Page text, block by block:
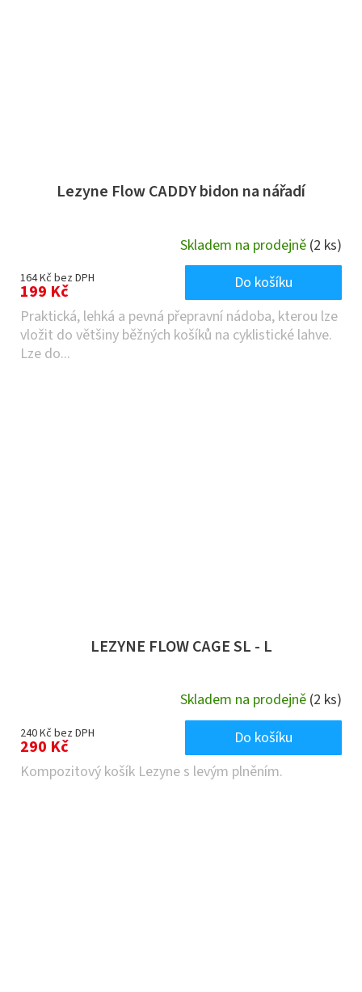
Lezyne Flow CADDY bidon na nářadí
Skladem na prodejně (2 ks)
164 Kč bez DPH
199 Kč
Do košíku
Praktická, lehká a pevná přepravní nádoba, kterou lze
vložit do většiny běžných košíků na cyklistické lahve.
Lze do...
LEZYNE FLOW CAGE SL - L
Skladem na prodejně (2 ks)
240 Kč bez DPH
290 Kč
Do košíku
Kompozitový košík Lezyne s levým plněním.